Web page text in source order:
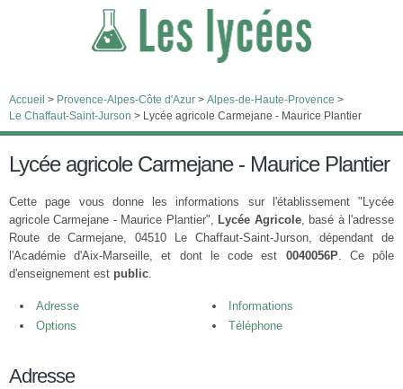
Accueil > Provence-Alpes-Côte d'Azur > Alpes-de-Haute-Provence >
Le Chaffaut-Saint-Jurson > Lycée agricole Carmejane - Maurice Plantier
Lycée agricole Carmejane - Maurice Plantier
Cette page vous donne les informations sur l'établissement "Lycée
agricole Carmejane - Maurice Plantier", Lycée Agricole, basé à l'adresse
Route de Carmejane, 04510 Le Chaffaut-Saint-Jurson, dépendant de
l'Académie d'Aix-Marseille, et dont le code est 0040056P. Ce pôle
d'enseignement est public.
Adresse
Informations
Options
Téléphone
Adresse